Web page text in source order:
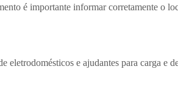
é importante informar corretamente o
eletrodomésticos e ajudantes para carga e